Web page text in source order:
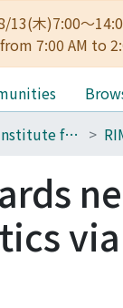
13(木)7:00～
7:00 AM to
400_Research Institute for Mathematical Sciences